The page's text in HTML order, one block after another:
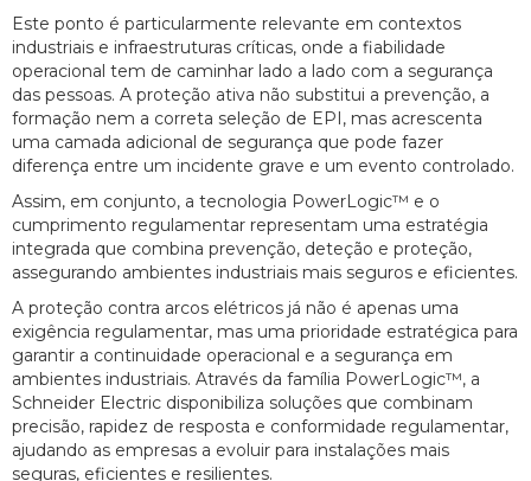
Este ponto é particularmente relevante em contextos
industriais e infraestruturas críticas, onde a fiabilidade
operacional tem de caminhar lado a lado com a segurança
das pessoas. A proteção ativa não substitui a prevenção, a
formação nem a correta seleção de EPI, mas acrescenta
uma camada adicional de segurança que pode fazer
diferença entre um incidente grave e um evento controlado.
Assim, em conjunto, a tecnologia PowerLogic™ e o
cumprimento regulamentar representam uma estratégia
integrada que combina prevenção, deteção e proteção,
assegurando ambientes industriais mais seguros e eficientes.
A proteção contra arcos elétricos já não é apenas uma
exigência regulamentar, mas uma prioridade estratégica para
garantir a continuidade operacional e a segurança em
ambientes industriais. Através da família PowerLogic™, a
Schneider Electric disponibiliza soluções que combinam
precisão, rapidez de resposta e conformidade regulamentar,
ajudando as empresas a evoluir para instalações mais
seguras, eficientes e resilientes.